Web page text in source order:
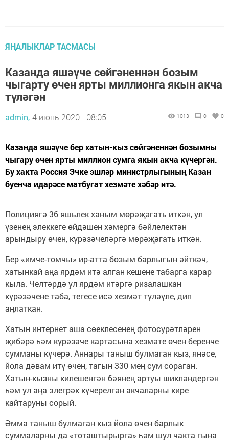
ЯҢАЛЫКЛАР ТАСМАСЫ
Казанда яшәүче сөйгәненнән бозым
чыгарту өчен ярты миллионга якын акча
түләгән
admin, 4 июнь 2020 - 08:05 1013 0 0
Казанда яшәүче бер хатын-кыз сөйгәненнән бозымны
чыгару өчен ярты миллион сумга якын акча күчергән.
Бу хакта Россия Эчке эшләр министрлыгының Казан
буенча идарәсе матбугат хезмәте хәбәр итә.
Полициягә 36 яшьлек ханым мөрәҗәгать иткән, ул
үзенең элеккеге өйдәшен хәмергә бәйлелектән
арындыру өчен, күрәзәчеләргә мөрәҗәгать иткән.
Бер «имче-томчы» ир-атта бозым барлыгын әйткәч,
хатынкай аңа ярдәм итә алган кешене табарга карар
кыла. Челтәрдә ул ярдәм итәргә ризалашкан
күрәзәчене таба, тегесе исә хезмәт түләүле, дип
аңлаткан.
Хатын интернет аша сөеклесенең фотосурәтләрен
җибәрә һәм күрәзәче картасына хезмәте өчен беренче
сумманы күчерә. Аннары таныш булмаган кыз, янәсе,
йола дәвам итү өчен, тагын 330 мең сум сораган.
Хатын-кызны килешенгән бәянең артуы шикләндергән
һәм ул аңа элегрәк күчерелгән акчаларны кире
кайтаруны сорый.
Әмма таныш булмаган кыз йола өчен барлык
суммаларны да «тоташтырырга» һәм шул чакта гына